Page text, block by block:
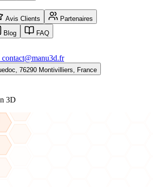
Avis Clients
Partenaires
Blog
FAQ
contact@manu3d.fr
76290 Montivilliers, France
3D